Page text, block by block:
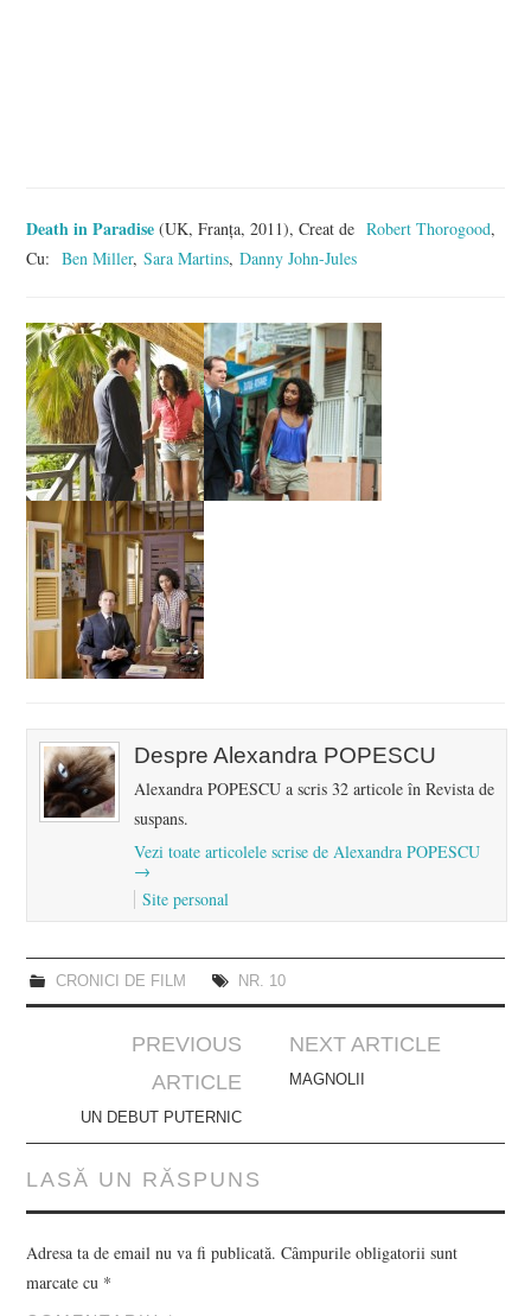
Death in Paradise (UK, Franța, 2011), Creat deRobert Thorogood,
Cu:Ben Miller,Sara Martins,Danny John-Jules
Despre Alexandra POPESCU
Alexandra POPESCU a scris 32 articole în Revista de
suspans.
Vezi toate articolele scrise de Alexandra POPESCU
→
Site personal
CRONICI DE FILM NR. 10
navigation
PREVIOUS
ARTICLE
UN DEBUT PUTERNIC
NEXT ARTICLE
MAGNOLII
LASĂ UN RĂSPUNS
Adresa ta de email nu va fi publicată. Câmpurile obligatorii sunt
marcate cu *